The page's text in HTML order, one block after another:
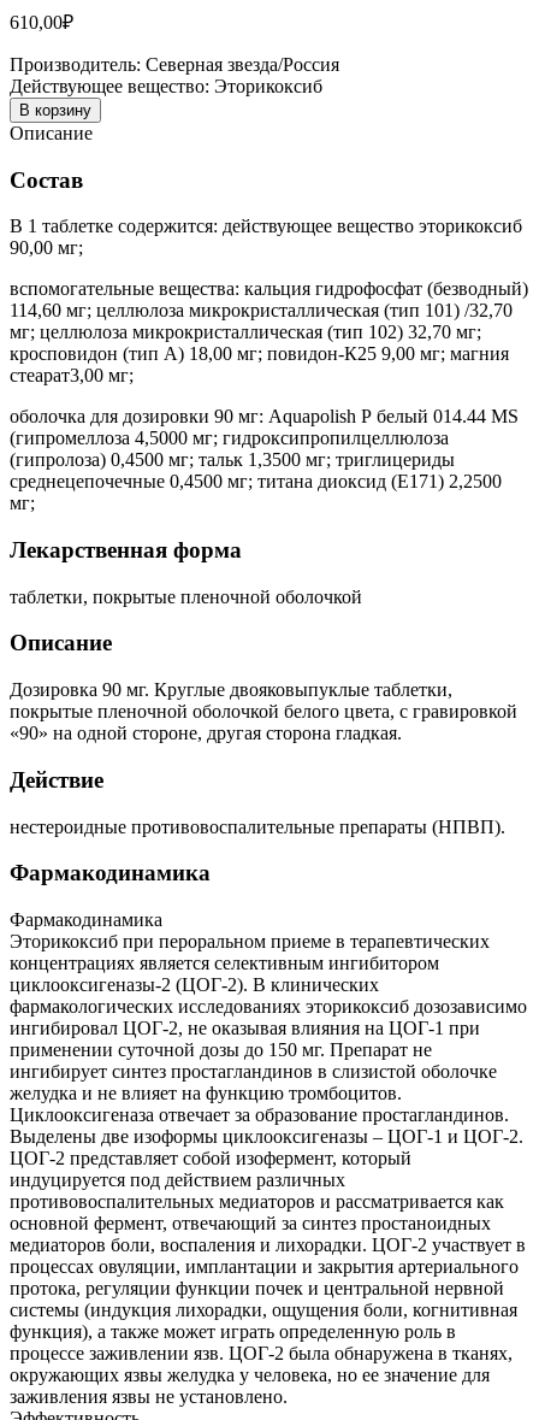
610,00₽
Производитель: Северная звезда/Россия
Действующее вещество: Эторикоксиб
В корзину
Описание
Состав
В 1 таблетке содержится: действующее вещество эторикоксиб
90,00 мг;
вспомогательные вещества: кальция гидрофосфат (безводный)
114,60 мг; целлюлоза микрокристаллическая (тип 101) /32,70
мг; целлюлоза микрокристаллическая (тип 102) 32,70 мг;
кросповидон (тип А) 18,00 мг; повидон-К25 9,00 мг; магния
стеарат3,00 мг;
оболочка для дозировки 90 мг: Aquapolish Р белый 014.44 MS
(гипромеллоза 4,5000 мг; гидроксипропилцеллюлоза
(гипролоза) 0,4500 мг; тальк 1,3500 мг; триглицериды
среднецепочечные 0,4500 мг; титана диоксид (Е171) 2,2500
мг;
Лекарственная форма
таблетки, покрытые пленочной оболочкой
Описание
Дозировка 90 мг. Круглые двояковыпуклые таблетки,
покрытые пленочной оболочкой белого цвета, с гравировкой
«90» на одной стороне, другая сторона гладкая.
Действие
нестероидные противовоспалительные препараты (НПВП).
Фармакодинамика
Фармакодинамика
Эторикоксиб при пероральном приеме в терапевтических
концентрациях является селективным ингибитором
циклооксигеназы-2 (ЦОГ-2). В клинических
фармакологических исследованиях эторикоксиб дозозависимо
ингибировал ЦОГ-2, не оказывая влияния на ЦОГ-1 при
применении суточной дозы до 150 мг. Препарат не
ингибирует синтез простагландинов в слизистой оболочке
желудка и не влияет на функцию тромбоцитов.
Циклооксигеназа отвечает за образование простагландинов.
Выделены две изоформы циклооксигеназы – ЦОГ-1 и ЦОГ-2.
ЦОГ-2 представляет собой изофермент, который
индуцируется под действием различных
противовоспалительных медиаторов и рассматривается как
основной фермент, отвечающий за синтез простаноидных
медиаторов боли, воспаления и лихорадки. ЦОГ-2 участвует в
процессах овуляции, имплантации и закрытия артериального
протока, регуляции функции почек и центральной нервной
системы (индукция лихорадки, ощущения боли, когнитивная
функция), а также может играть определенную роль в
процессе заживлении язв. ЦОГ-2 была обнаружена в тканях,
окружающих язвы желудка у человека, но ее значение для
заживления язвы не установлено.